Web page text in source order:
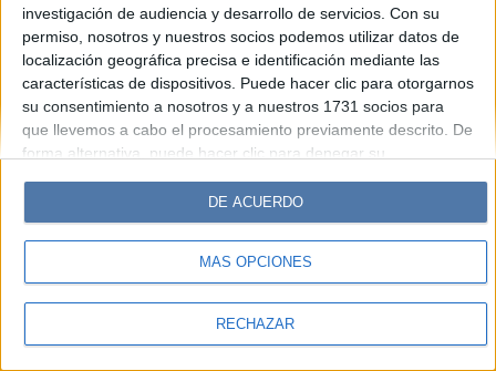
investigación de audiencia y desarrollo de servicios. Con su
permiso, nosotros y nuestros socios podemos utilizar datos de
localización geográfica precisa e identificación mediante las
características de dispositivos. Puede hacer clic para otorgarnos
su consentimiento a nosotros y a nuestros 1731 socios para
que llevemos a cabo el procesamiento previamente descrito. De
forma alternativa, puede hacer clic para denegar su
cambiar sus preferencias antes de otorgar su consentimiento.
Tenga en cuenta que algún procesamiento de sus datos
personales puede no requerir de su consentimiento, pero usted
tiene el derecho de rechazar tal procesamiento. Sus
sus preferencias o retirar su consentimiento en cualquier
MÁS OPCIONES
RECHAZAR
DE ACUERDO